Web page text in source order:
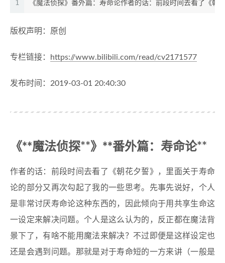
1 《魔法侦探》番外篇：寿命论作者的话：前段时间去看了《
版权声明：原创
专栏链接： https://www.bilibili.com/read/cv2171577
发布时间：2019-03-01 20:40:30
《**魔法侦探**》**番外篇：寿命论**
作者的话：前段时间去看了《朝花夕誓》，里面关于寿命
论的部分又再次勾起了我的一些思考。先事先说好，个人
是非常讨厌寿命论这种东西的，因此倾向于用共享生命这
一设定来解决问题。个人是这么认为的，反正都在魔法背
景下了，有啥不能用魔法来解决？不过即便是这样设定也
还是会遇到问题。那就是对于寿命短的一方来讲（一般是